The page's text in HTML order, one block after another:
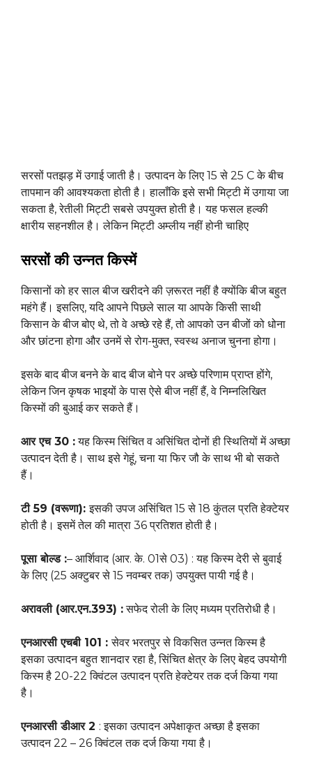
सरसों पतझड़ में उगाई जाती है। उत्पादन के लिए 15 से 25 C के बीच
तापमान की आवश्यकता होती है। हालाँकि इसे सभी मिट्टी में उगाया जा
सकता है, रेतीली मिट्टी सबसे उपयुक्त होती है। यह फसल हल्की
क्षारीय सहनशील है। लेकिन मिट्टी अम्लीय नहीं होनी चाहिए
सरसों की उन्नत किस्में
किसानों को हर साल बीज खरीदने की ज़रूरत नहीं है क्योंकि बीज बहुत
महंगे हैं। इसलिए, यदि आपने पिछले साल या आपके किसी साथी
किसान के बीज बोए थे, तो वे अच्छे रहे हैं, तो आपको उन बीजों को धोना
और छांटना होगा और उनमें से रोग-मुक्त, स्वस्थ अनाज चुनना होगा।
इसके बाद बीज बनने के बाद बीज बोने पर अच्छे परिणाम प्राप्त होंगे,
लेकिन जिन कृषक भाइयों के पास ऐसे बीज नहीं हैं, वे निम्नलिखित
किस्मों की बुआई कर सकते हैं।
आर एच 30 :यह किस्म सिंचित व असिंचित दोनों ही स्थितियों में अच्छा
उत्पादन देती है। साथ इसे गेहूं, चना या फिर जौ के साथ भी बो सकते
हैं।
टी 59 (वरूणा):इसकी उपज असिंचित 15 से 18 कुंतल प्रति हेक्टेयर
होती है। इसमें तेल की मात्रा 36 प्रतिशत होती है।
पूसा बोल्ड :– आर्शिवाद (आर. के. 01से 03) : यह किस्म देरी से बुवाई
के लिए (25 अक्टुबर से 15 नवम्बर तक) उपयुक्त पायी गई है।
अरावली (आर.एन.393) :सफेद रोली के लिए मध्यम प्रतिरोधी है।
एनआरसी एचबी 101 :सेवर भरतपुर से विकसित उन्नत किस्म है
इसका उत्पादन बहुत शानदार रहा है, सिंचित क्षेत्र के लिए बेहद उपयोगी
किस्म है 20-22 क्विंटल उत्पादन प्रति हेक्टेयर तक दर्ज किया गया
है।
एनआरसी डीआर 2 : इसका उत्पादन अपेक्षाकृत अच्छा है इसका
उत्पादन 22 – 26 क्विंटल तक दर्ज किया गया है।